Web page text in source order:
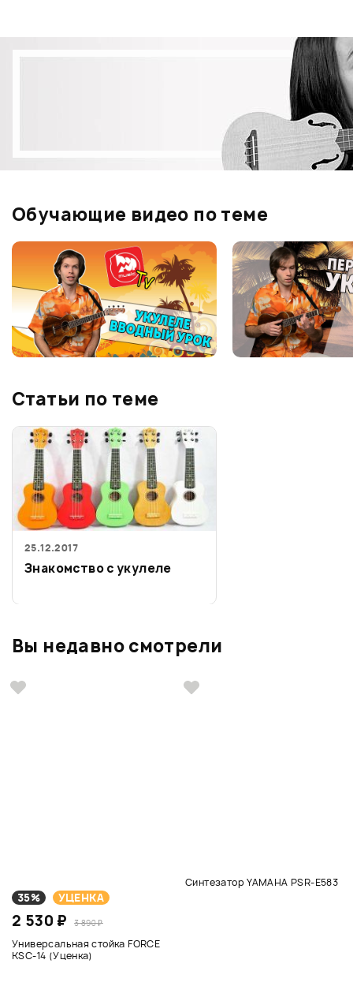
Обучающие видео по теме
Статьи по теме
25.12.2017
Знакомство с укулеле
Вы недавно смотрели
35% УЦЕНКА
2 530 ₽ 3 890 ₽
Универсальная стойка FORCE
KSC-14 (Уценка)
Синтезатор YAMAHA PSR-E583